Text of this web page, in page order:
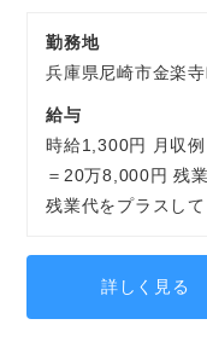
勤務地
兵庫県尼崎市金楽寺
給与
時給1,300円 月収
＝20万8,000円 残
残業代をプラスし
詳しく見る